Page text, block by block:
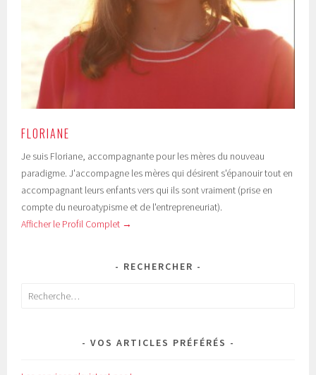
FLORIANE
Je suis Floriane, accompagnante pour les mères du nouveau
paradigme. J'accompagne les mères qui désirent s'épanouir tout en
accompagnant leurs enfants vers qui ils sont vraiment (prise en
compte du neuroatypisme et de l'entrepreneuriat).
Afficher le Profil Complet →
RECHERCHER
Rechercher :
VOS ARTICLES PRÉFÉRÉS